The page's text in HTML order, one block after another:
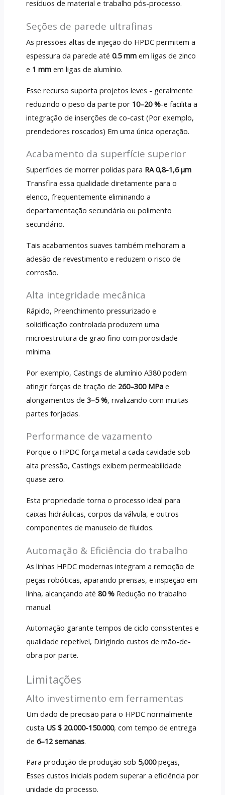
resíduos de material e trabalho pós-processo.
Seções de parede ultrafinas
As pressões altas de injeção do HPDC permitem a
espessura da parede até 0.5 mmem ligas de zinco
e 1 mmem ligas de alumínio.
Esse recurso suporta projetos leves - geralmente
reduzindo o peso da parte por 10–20 %-e facilita a
integração de inserções de co-cast (Por exemplo,
prendedores roscados) Em uma única operação.
Acabamento da superfície superior
Superfícies de morrer polidas para RA 0,8-1,6 µm
Transfira essa qualidade diretamente para o
elenco, frequentemente eliminando a
departamentação secundária ou polimento
secundário.
Tais acabamentos suaves também melhoram a
adesão de revestimento e reduzem o risco de
corrosão.
Alta integridade mecânica
Rápido, Preenchimento pressurizado e
solidificação controlada produzem uma
microestrutura de grão fino com porosidade
mínima.
Por exemplo, Castings de alumínio A380 podem
atingir forças de tração de 260–300 MPae
alongamentos de 3–5 %, rivalizando com muitas
partes forjadas.
Performance de vazamento
Porque o HPDC força metal a cada cavidade sob
alta pressão, Castings exibem permeabilidade
quase zero.
Esta propriedade torna o processo ideal para
caixas hidráulicas, corpos da válvula, e outros
componentes de manuseio de fluidos.
Automação & Eficiência do trabalho
As linhas HPDC modernas integram a remoção de
peças robóticas, aparando prensas, e inspeção em
linha, alcançando até 80 %Redução no trabalho
manual.
Automação garante tempos de ciclo consistentes e
qualidade repetível, Dirigindo custos de mão-de-
obra por parte.
Limitações
Alto investimento em ferramentas
Um dado de precisão para o HPDC normalmente
custa US $ 20.000-150.000, com tempo de entrega
de 6–12 semanas.
Para produção de produção sob 5,000peças,
Esses custos iniciais podem superar a eficiência por
unidade do processo.